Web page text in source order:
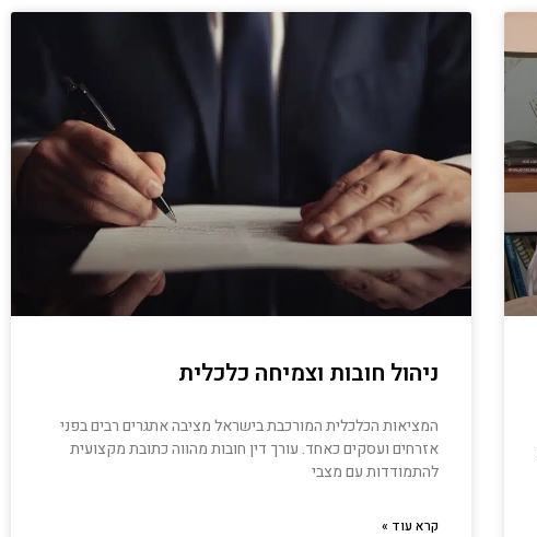
ניהול חובות וצמיחה כלכלית
המציאות הכלכלית המורכבת בישראל מציבה אתגרים רבים בפני
אזרחים ועסקים כאחד. עורך דין חובות מהווה כתובת מקצועית
להתמודדות עם מצבי
קרא עוד »